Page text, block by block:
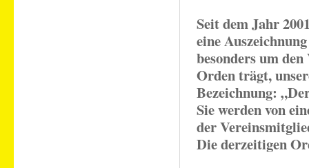
Seit dem Jahr
eine
besonders um
Orden trägt,
Bezeichnung:
Sie werden von
der
Die derzeitigen